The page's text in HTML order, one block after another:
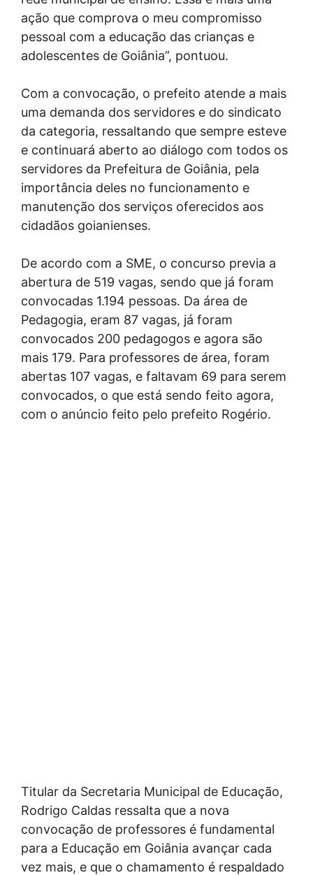
ação que comprova o meu compromisso
pessoal com a educação das crianças e
adolescentes de Goiânia”, pontuou.
Com a convocação, o prefeito atende a mais
uma demanda dos servidores e do sindicato
da categoria, ressaltando que sempre esteve
e continuará aberto ao diálogo com todos os
servidores da Prefeitura de Goiânia, pela
importância deles no funcionamento e
manutenção dos serviços oferecidos aos
cidadãos goianienses.
De acordo com a SME, o concurso previa a
abertura de 519 vagas, sendo que já foram
convocadas 1.194 pessoas. Da área de
Pedagogia, eram 87 vagas, já foram
convocados 200 pedagogos e agora são
mais 179. Para professores de área, foram
abertas 107 vagas, e faltavam 69 para serem
convocados, o que está sendo feito agora,
com o anúncio feito pelo prefeito Rogério.
Titular da Secretaria Municipal de Educação,
Rodrigo Caldas ressalta que a nova
convocação de professores é fundamental
para a Educação em Goiânia avançar cada
vez mais, e que o chamamento é respaldado